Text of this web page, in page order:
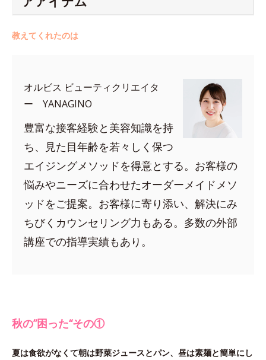
教えてくれたのは
オルビス ビューティクリエイタ
ー YANAGINO
豊富な接客経験と美容知識を持
ち、見た目年齢を若々しく保つ
エイジングメソッドを得意とする。お客様の
悩みやニーズに合わせたオーダーメイドメソ
ッドをご提案。お客様に寄り添い、解決にみ
ちびくカウンセリング力もある。多数の外部
講座での指導実績もあり。
秋の”困った“その①
夏は食欲がなくて朝は野菜ジュースとパン、昼は素麺と簡単にし